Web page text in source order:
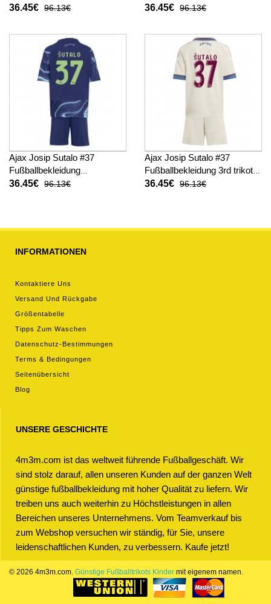
Kinder 2025-26 Kurzarm (+
36.45€ 96.13€
Kinder 2025-26 Kurzarm (+
36.45€ 96.13€
Ajax Josip Sutalo #37
Fußballbekleidung
Auswärtstrikot Kinder 2025-
36.45€ 96.13€
Ajax Josip Sutalo #37
Fußballbekleidung 3rd trikot
Kinder 2025-26 Kurzarm (+
36.45€ 96.13€
INFORMATIONEN
Kontaktiere Uns
Versand Und Rückgabe
Größentabelle
Tipps Zum Waschen
Datenschutz-Bestimmungen
Terms & Bedingungen
Seitenübersicht
Blog
UNSERE GESCHICHTE
4m3m.com ist das weltweit führende Fußballgeschäft. Wir
sind stolz darauf, allen unseren Kunden auf der ganzen Welt
günstige fußballbekleidung mit hoher Qualität zu liefern. Wir
treiben uns auch weiterhin zu Höchstleistungen in allen
Bereichen unseres Unternehmens. Vom Teamverkauf bis
zum Webshop versuchen wir ständig, für Sie, unsere
leidenschaftlichen Kunden, zu verbessern. Kaufe jetzt!
© 2026 4m3m.com. Günstige Fußballtrikots Kinder mit eigenem namen.